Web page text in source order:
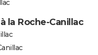
la Roche-Canillac